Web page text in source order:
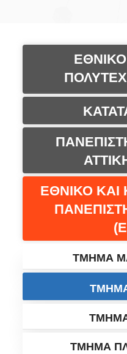
ΕΘΝΙΚΟ ΚΑΙ
ΤΜΗΜΑ
ΤΜΗΜΑ